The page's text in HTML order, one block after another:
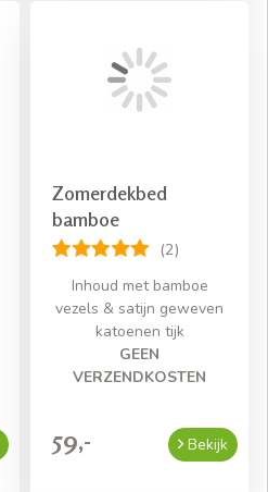
Zomerdekbed
bamboe
(2)
Inhoud met bamboe
vezels & satijn geweven
katoenen tijk
GEEN
VERZENDKOSTEN
59,- Bekijk